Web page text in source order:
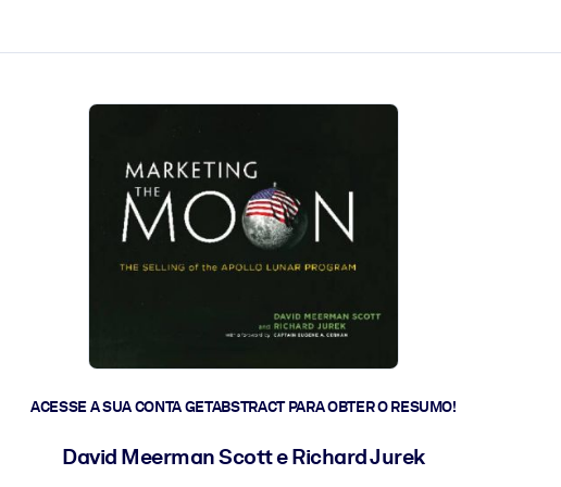
ACESSE A SUA CONTA GETABSTRACT PARA OBTER O RESUMO!
David Meerman Scott e Richard Jurek